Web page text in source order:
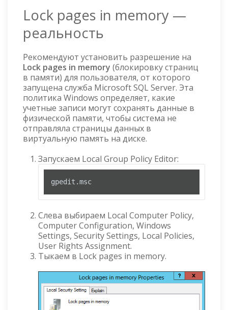
Lock pages in memory —
реальность
Рекомендуют установить разрешение на
Lock pages in memory (блокировку страниц
в памяти) для пользователя, от которого
запущена служба Microsoft SQL Server. Эта
политика Windows определяет, какие
учетные записи могут сохранять данные в
физической памяти, чтобы система не
отправляла страницы данных в
виртуальную память на диске.
Запускаем Local Group Policy Editor:
gpedit .msc
Слева выбираем Local Computer Policy,
Computer Configuration, Windows
Settings, Security Settings, Local Policies,
User Rights Assignment.
Тыкаем в Lock pages in memory.